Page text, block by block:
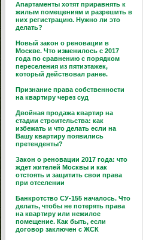
Апартаменты хотят приравнять к
жилым помещениям и разрешить в
них регистрацию. Нужно ли это
делать?
Новый закон о реновации в
Москве. Что изменилось с 2017
года по сравнению с порядком
переселения из пятиэтажек,
который действовал ранее.
Признание права собственности
на квартиру через суд
Двойная продажа квартир на
стадии строительства: как
избежать и что делать если на
Вашу квартиру появились
претенденты?
Закон о реновации 2017 года: что
ждет жителей Москвы и как
отстоять и защитить свои права
при отселении
Банкротство СУ-155 началось. Что
делать, чтобы не потерять права
на квартиру или нежилое
помещение. Как быть, если
договор заключен с ЖСК